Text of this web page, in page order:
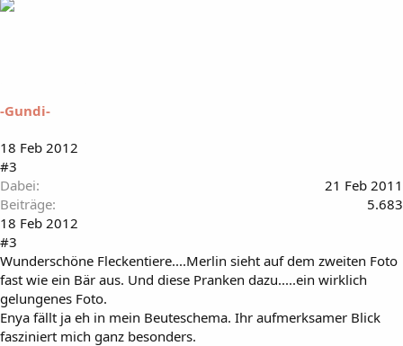
-Gundi-
18 Feb 2012
#3
Dabei
21 Feb 2011
Beiträge
5.683
18 Feb 2012
#3
Wunderschöne Fleckentiere....Merlin sieht auf dem zweiten Foto
fast wie ein Bär aus. Und diese Pranken dazu.....ein wirklich
gelungenes Foto.
Enya fällt ja eh in mein Beuteschema. Ihr aufmerksamer Blick
fasziniert mich ganz besonders.